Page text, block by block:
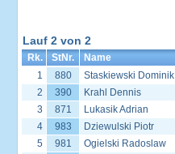
Lauf 2 von 2
Rk. StNr. Name
1
880 Staskiewski Dominik
2
390 Krahl Dennis
3
871 Lukasik Adrian
4
983 Dziewulski Piotr
5
981 Ogielski Radoslaw